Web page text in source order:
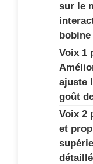
sur le
bobine
Voix 1
ajuste
goût
Voix 2
et